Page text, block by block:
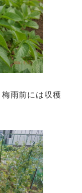
雨前には収穫